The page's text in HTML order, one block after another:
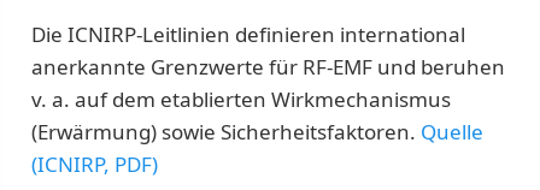
Die ICNIRP-Leitlinien definieren international
anerkannte Grenzwerte für RF-EMF und beruhen
v. a. auf dem etablierten Wirkmechanismus
(Erwärmung) sowie Sicherheitsfaktoren. Quelle
(ICNIRP, PDF)